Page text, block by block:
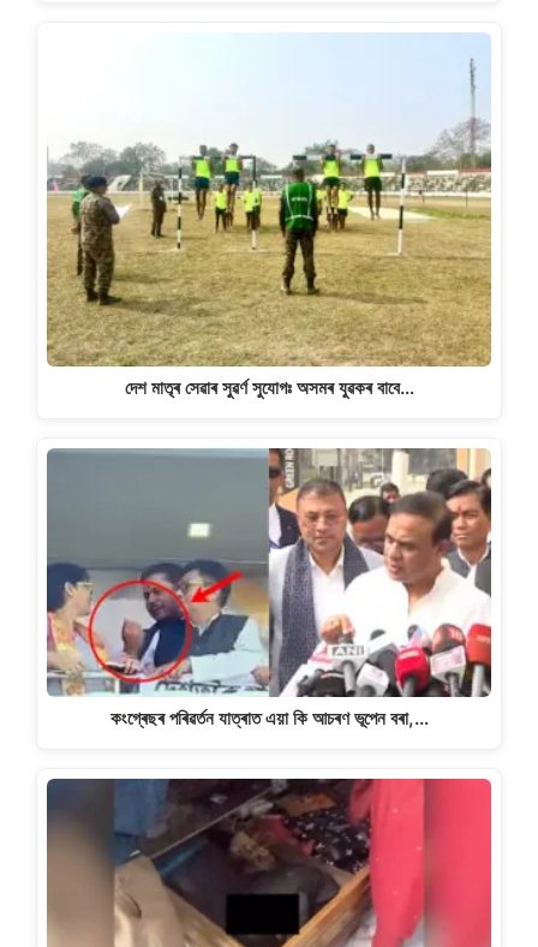
দেশ মাতৃৰ সেৱাৰ সুৱৰ্ণ সুযোগঃ অসমৰ যুৱকৰ বাবে…
কংগ্ৰেছৰ পৰিৱৰ্তন যাত্ৰাত এয়া কি আচৰণ ভূপেন বৰা,…